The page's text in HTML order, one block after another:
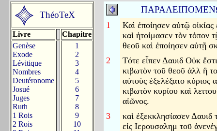
ThéoTeX
Livre
Chapitre
Genèse
Exode
Lévitique
Nombres
Deutéronome
Josué
Juges
Ruth
1 Rois
2 Rois
1
2
3
4
5
6
7
8
9
10
1
Καὶ ἐποίησεν αὐτῷ οἰκίας
καὶ ἡτοίμασεν τὸν τόπον
θεοῦ καὶ ἐποίησεν αὐτῇ
2
Τότε εἶπεν Δαυιδ Οὐκ
κιβωτὸν τοῦ θεοῦ ἀλλ ἢ
αὐτοὺς ἐξελέξατο κύριος
κιβωτὸν κυρίου καὶ
αἰῶνος.
3
καὶ ἐξεκκλησίασεν Δαυιδ
εἰς Ιερουσαλημ τοῦ